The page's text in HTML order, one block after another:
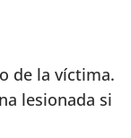
de la víctima.
lesionada si